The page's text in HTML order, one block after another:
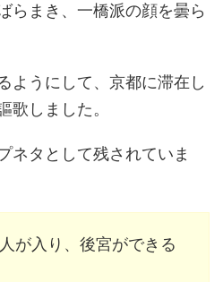
らまき、一橋派の顔を曇ら
ようにして、京都に滞在し
歌しました。
ネタとして残されていま
が入り、後宮ができる